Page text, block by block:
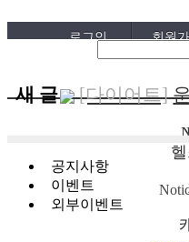
로그인 회원
새 글 [다이어트]
‘지구의 ..
[04-
[패션/유행]
피해 성금 5..
[보도자료/
와 배트맨콜라
봄철
공지사항
이벤트
외부이벤트